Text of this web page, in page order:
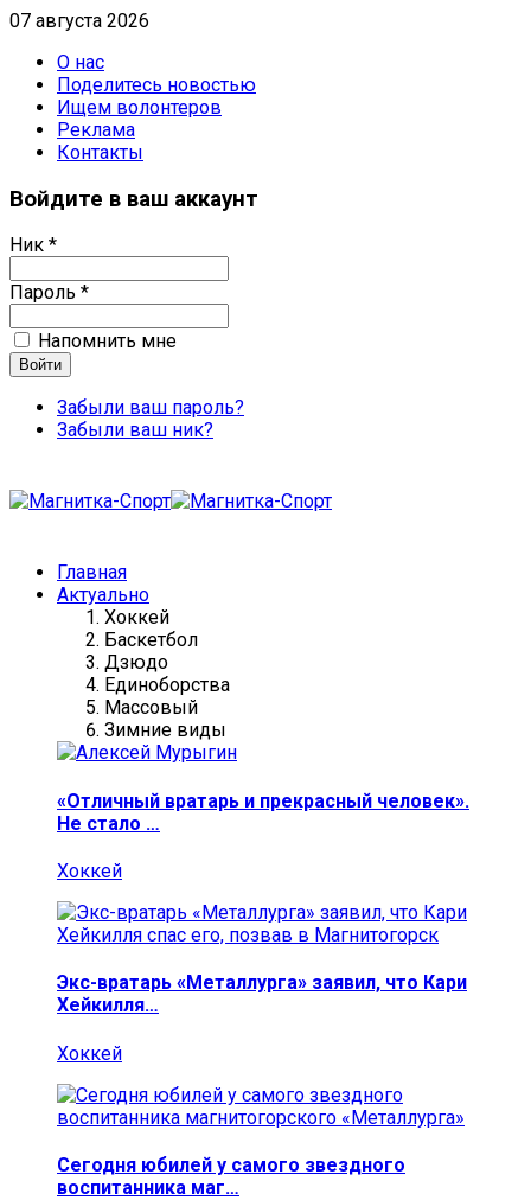
07 августа 2026
О нас
Поделитесь новостью
Ищем волонтеров
Реклама
Контакты
Войдите в ваш аккаунт
Ник *
Пароль *
Напомнить мне
Забыли ваш пароль?
Забыли ваш ник?
Главная
Актуально
Хоккей
Баскетбол
Дзюдо
Единоборства
Массовый
Зимние виды
«Отличный вратарь и прекрасный человек».
Не стало …
Хоккей
Экс-вратарь «Металлурга» заявил, что Кари
Хейкилля…
Хоккей
Сегодня юбилей у самого звездного
воспитанника маг…